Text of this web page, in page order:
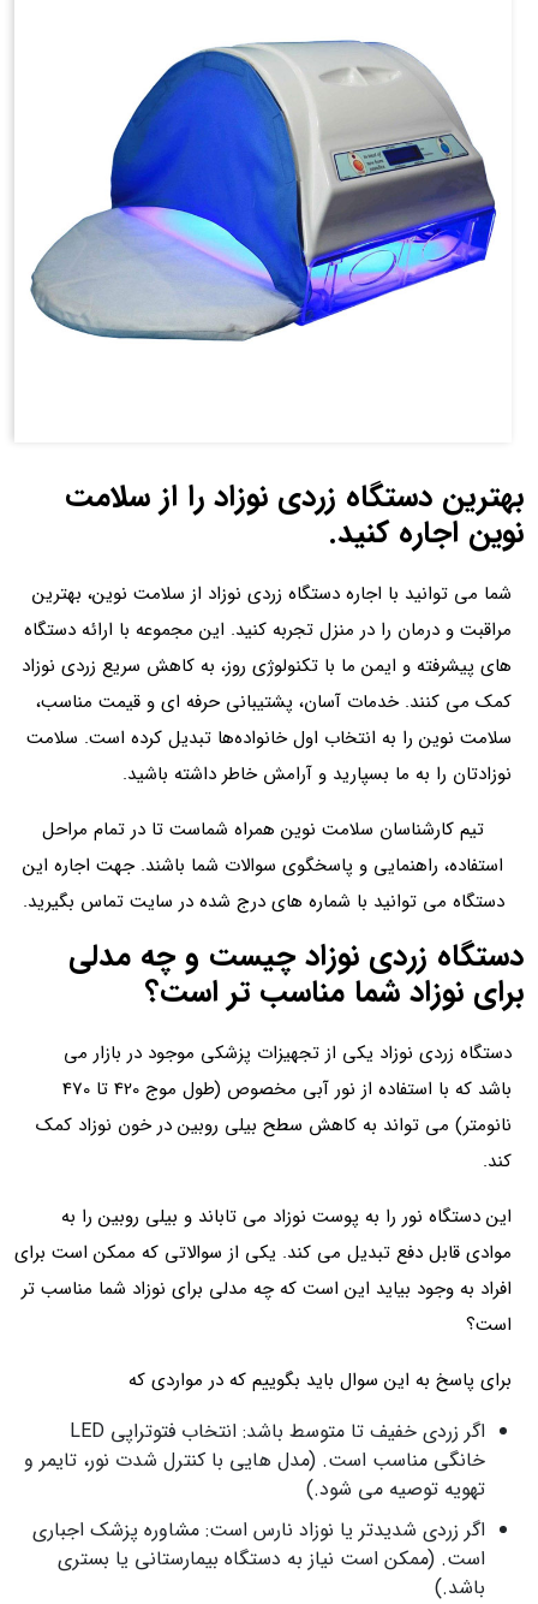
بهترین دستگاه زردی نوزاد را از سلامت
نوین اجاره کنید.
شما می توانید با اجاره دستگاه زردی نوزاد از سلامت نوین، بهترین
مراقبت و درمان را در منزل تجربه کنید. این مجموعه با ارائه دستگاه‌
های پیشرفته و ایمن ما با تکنولوژی روز، به کاهش سریع زردی نوزاد
کمک می‌ کنند. خدمات آسان، پشتیبانی حرفه‌ ای و قیمت مناسب،
سلامت نوین را به انتخاب اول خانواده‌ها تبدیل کرده است. سلامت
نوزادتان را به ما بسپارید و آرامش خاطر داشته باشید.
تیم کارشناسان سلامت نوین همراه شماست تا در تمام مراحل
استفاده، راهنمایی و پاسخگوی سوالات شما باشند. جهت اجاره این
دستگاه می توانید با شماره های درج شده در سایت تماس بگیرید.
دستگاه زردی نوزاد چیست و چه مدلی
برای نوزاد شما مناسب‌ تر است؟
دستگاه زردی نوزاد یکی از تجهیزات پزشکی موجود در بازار می
باشد که با استفاده از نور آبی مخصوص (طول موج 420 تا 470
نانومتر) می تواند به کاهش سطح بیلی‌ روبین در خون نوزاد کمک
کند.
این دستگاه نور را به پوست نوزاد می‌ تاباند و بیلی‌ روبین را به
موادی قابل دفع تبدیل می‌ کند. یکی از سوالاتی که ممکن است برای
افراد به وجود بیاید این است که چه مدلی برای نوزاد شما مناسب‌ تر
است؟
برای پاسخ به این سوال باید بگوییم که در مواردی که
اگر زردی خفیف تا متوسط باشد: انتخاب فتوتراپی LED
خانگی مناسب است. (مدل‌ هایی با کنترل شدت نور، تایمر و
تهویه توصیه می‌ شود.)
اگر زردی شدیدتر یا نوزاد نارس است: مشاوره پزشک اجباری
است. (ممکن است نیاز به دستگاه بیمارستانی یا بستری
باشد.)